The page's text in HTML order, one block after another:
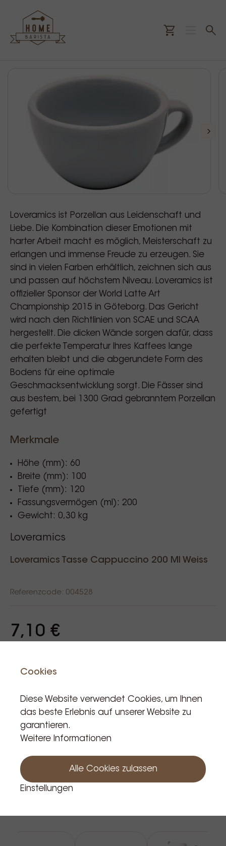
Loveramics ist Porzellan aus Leidenschaft und
Liebe. Die Kombination dieser Emotionen mit
harter Arbeit macht es möglich, Meisterschaft zu
erlangen und immense Freude zu erzeugen. Sie
sind in vielen Farben erhältlich, zeichnen sich aus
und passen auf höchstem Niveau. Loveramics ist
offizieller Sponsor der World Latte Art
Championship 2015 in Göteborg. Das Gericht
wird nach den Richtlinien von SCAE und SCAA
hergestellt. Die dicken Wände sorgen dafür, dass
die perfekte Temperatur Ihres Kaffees lange
erhalten bleibt und die abgerundete Form des
Bodens für eine optimale
Geschmacksentwicklung sorgt. Die Fässer sind
aus bestem, bei 1300 Grad gebranntem Porzellan
gefertigt
Merkmale
Höhe (mm): 60
Breite (mm): 100
Tiefe (mm): 120
Fassungsvermögen (ml): 200
Gewicht: 0,30 kg
Loveramics
Loveramics Tasse Cappuccino 200 Ml Weiss
Referenzcode: 004528
7,10 €
Produkt ist auf Lager: 11
In den Warenkorb
Cookies
Diese Website verwendet Cookies, um Ihnen
das beste Erlebnis auf unserer Website zu
garantieren.
Weitere Informationen
Alle Cookies zulassen
Einstellungen